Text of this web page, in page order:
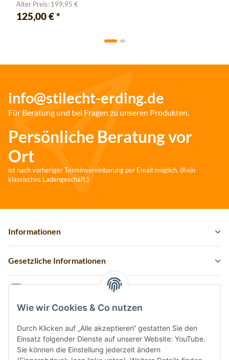
Wie wir Cookies & Co nutzen
Durch Klicken auf „Alle akzeptieren“ gestatten Sie den
Einsatz folgender Dienste auf unserer Website: YouTube.
Sie können die Einstellung jederzeit ändern
Alter Preis: 199,95 €
125,00 €*
info@stilecht-erding.de
Für Beratung und bei Fragen zu unseren Produkten.
Persönliche Beratung vor
Ort
ist nach vorheriger Terminvereinbarung per Email möglich. (Kein
klassisches Ladengeschäft.)
Informationen
Gesetzliche Informationen
Vertrag widerrufen